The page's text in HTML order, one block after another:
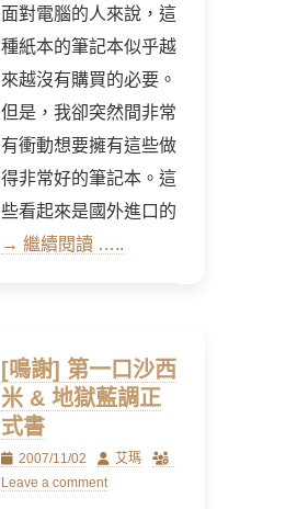
面對電腦的人來說，這
種紙本的筆記本似乎越
來越沒有購買的必要。
但是，我卻突然間非常
有衝動想要擁有這些做
得非常好的筆記本。這
些看起來是國外進口的
→ 繼續閱讀 …..
[鳴謝] 第一口沙西
米 & 地獄藍調正
式書
Posted
on
2007/11/02 Author
艾瑪
Leave a comment